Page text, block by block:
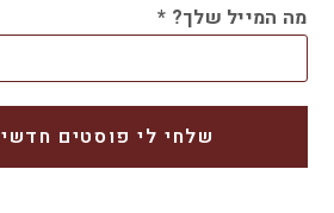
מה המייל שלך? *